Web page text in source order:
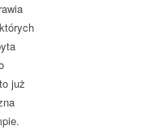
już